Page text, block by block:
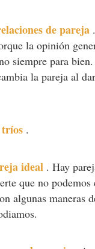
de pareja .
la opinión
siempre para
la pareja al
.
ideal . Hay
que no
algunas maneras